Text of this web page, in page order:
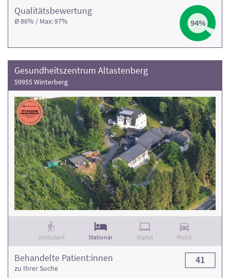
Qualitäts­bewertung
Ø 86% / Max: 97% 94%
Gesundheitszentrum Altastenberg
59955 Winterberg
Ambulant Stationär Digital Mobil
Behandelte Patient:innen
zu Ihrer Suche
41